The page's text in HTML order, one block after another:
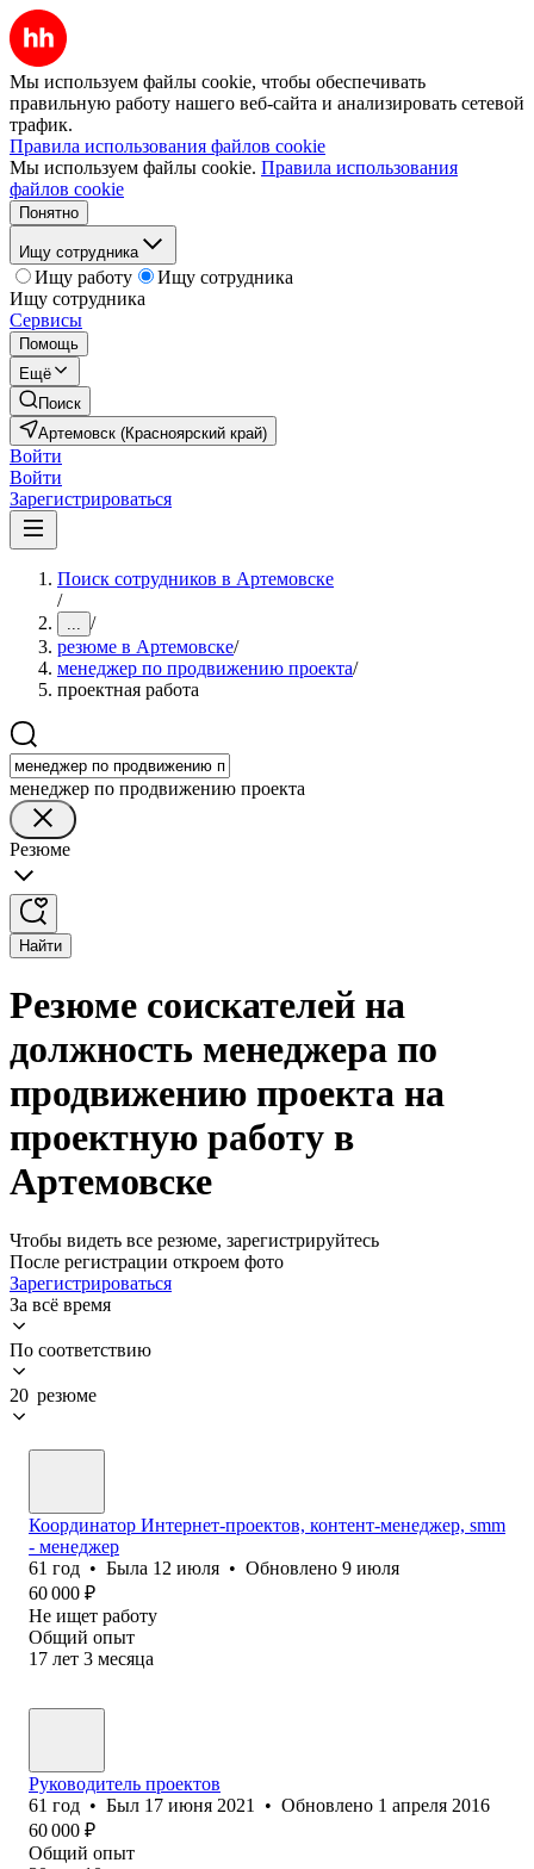
Мы используем файлы cookie, чтобы обеспечивать
правильную работу нашего веб-сайта и анализировать сетевой
трафик.
Правила использования файлов cookie
Мы используем файлы cookie. Правила использования
файлов cookie
Понятно
Ищу сотрудника
Ищу работу
Ищу сотрудника
Ищу сотрудника
Сервисы
Помощь
Ещё
Поиск
Артемовск (Красноярский край)
Войти
Войти
Зарегистрироваться
Поиск сотрудников в Артемовске
/
... /
резюме в Артемовске/
менеджер по продвижению проекта/
проектная работа
менеджер по продвижению проекта
Резюме
Найти
Резюме соискателей на
должность менеджера по
продвижению проекта на
проектную работу в
Артемовске
Чтобы видеть все резюме, зарегистрируйтесь
После регистрации откроем фото
Зарегистрироваться
За всё время
По соответствию
20 резюме
Координатор Интернет-проектов, контент-менеджер, smm
- менеджер
61 год • Была 12 июля • Обновлено 9 июля
60 000 ₽
Не ищет работу
Общий опыт
17 лет 3 месяца
Руководитель проектов
61 год • Был 17 июня 2021 • Обновлено 1 апреля 2016
60 000 ₽
Общий опыт